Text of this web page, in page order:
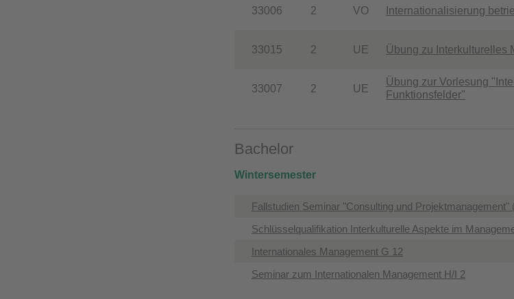
33006 2 VO Internationalisierung
33015 2 UE Übung zu Interkulturelles
33007 2 UE
Übung zur Vorlesung
Funktionsfelder"
Bachelor
Wintersemester
Fallstudien Seminar "Consulting und Projektmanagement"
​Schlüsselqualifikation Interkulturelle Aspekte im
​Internationales Management G 12
​Seminar zum Internationalen Management H/I 2